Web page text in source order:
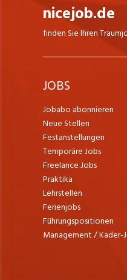
nicejob.de
finden Sie Ihren
JOBS
Jobabo abonnieren
Neue Stellen
Festanstellungen
Temporäre Jobs
Freelance Jobs
Praktika
Lehrstellen
Ferienjobs
Führungspositionen
Management / Kader-